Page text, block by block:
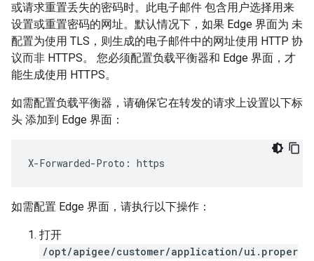
或请求重置丢失的密码时。此电子邮件 包含用户选择用来
设置或重置密码的网址。默认情况下，如果 Edge 界面为 未
配置为使用 TLS，则生成的电子邮件中的网址使用 HTTP 协
议而非 HTTPS。 您必须配置负载平衡器和 Edge 界面，才
能生成使用 HTTPS。
如需配置负载平衡器，请确保它在转发的请求上设置以下标
头 添加到 Edge 界面：
X-Forwarded-Proto: https
如需配置 Edge 界面，请执行以下操作：
打开
/opt/apigee/customer/application/ui.proper